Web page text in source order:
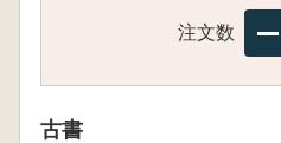
注文数
古書